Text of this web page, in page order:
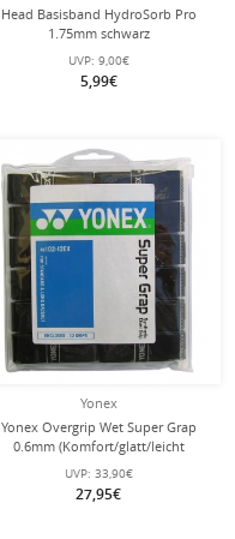
Head Basisband HydroSorb Pro
1.75mm schwarz
UVP: 9,00€
5,99€
Yonex
Yonex Overgrip Wet Super Grap
0.6mm (Komfort/glatt/leicht
haftend) schwarz 12er Clip-Beutel
UVP: 33,90€
27,95€